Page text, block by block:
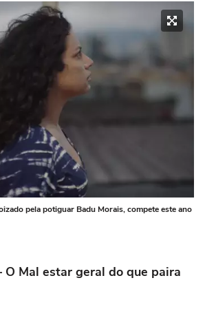
pela potiguar Badu Morais, compete este ano
O Mal estar geral do que paira